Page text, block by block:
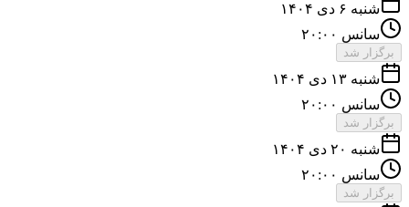
شنبه ۶ دی ۱۴۰۴
سانس ۲۰:۰۰
برگزار شد
شنبه ۱۳ دی ۱۴۰۴
سانس ۲۰:۰۰
برگزار شد
شنبه ۲۰ دی ۱۴۰۴
سانس ۲۰:۰۰
برگزار شد